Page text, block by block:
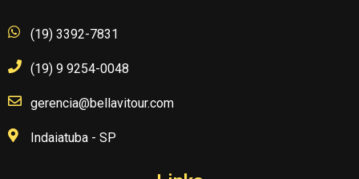
(19) 3392-7831
(19) 9 9254-0048
gerencia@bellavitour.com
Indaiatuba - SP